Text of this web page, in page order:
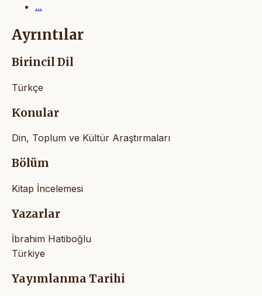
...
Ayrıntılar
Birincil Dil
Türkçe
Konular
Din, Toplum ve Kültür Araştırmaları
Bölüm
Kitap İncelemesi
Yazarlar
İbrahim Hatiboğlu
Türkiye
Yayımlanma Tarihi